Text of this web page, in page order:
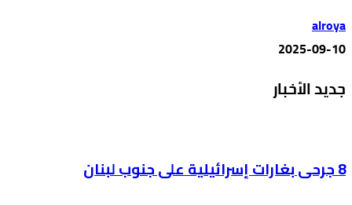
alroya
2025-09-10
جديد الأخبار
8 جرحى بغارات إسرائيلية على جنوب لبنان